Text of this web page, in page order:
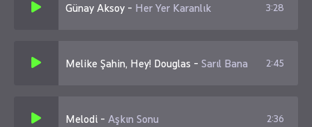
Var mı bugünün yarını
Günay Aksoy - Her Yer Karanlık 3:28
Melike Şahin, Hey! Douglas - Sarıl Bana 2:45
Melodi - Aşkın Sonu 2:36